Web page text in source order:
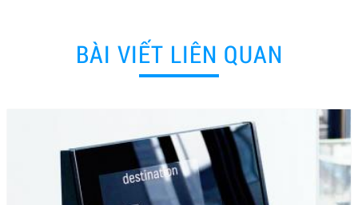
BÀI VIẾT LIÊN QUAN